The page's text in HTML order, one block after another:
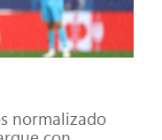
normalizado